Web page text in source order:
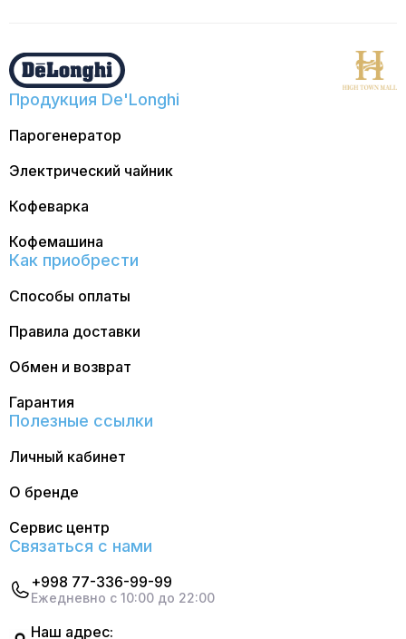
Продукция De'Longhi
Парогенератор
Электрический чайник
Кофеварка
Кофемашина
Как приобрести
Способы оплаты
Правила доставки
Обмен и возврат
Гарантия
Полезные ссылки
Личный кабинет
О бренде
Сервис центр
Связаться с нами
+998 77-336-99-99
Ежедневно с 10:00 до 22:00
Наш адрес: